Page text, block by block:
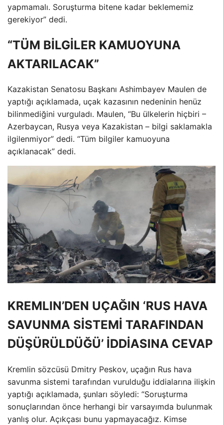
yapmamalı. Soruşturma bitene kadar beklememiz
gerekiyor” dedi.
“TÜM BİLGİLER KAMUOYUNA
AKTARILACAK”
Kazakistan Senatosu Başkanı Ashimbayev Maulen de
yaptığı açıklamada, uçak kazasının nedeninin henüz
bilinmediğini vurguladı. Maulen, “Bu ülkelerin hiçbiri –
Azerbaycan, Rusya veya Kazakistan – bilgi saklamakla
ilgilenmiyor” dedi. “Tüm bilgiler kamuoyuna
açıklanacak” dedi.
KREMLIN’DEN UÇAĞIN ‘RUS HAVA
SAVUNMA SİSTEMİ TARAFINDAN
DÜŞÜRÜLDÜĞÜ’ İDDİASINA CEVAP
Kremlin sözcüsü Dmitry Peskov, uçağın Rus hava
savunma sistemi tarafından vurulduğu iddialarına ilişkin
yaptığı açıklamada, şunları söyledi: “Soruşturma
sonuçlarından önce herhangi bir varsayımda bulunmak
yanlış olur. Açıkçası bunu yapmayacağız. Kimse